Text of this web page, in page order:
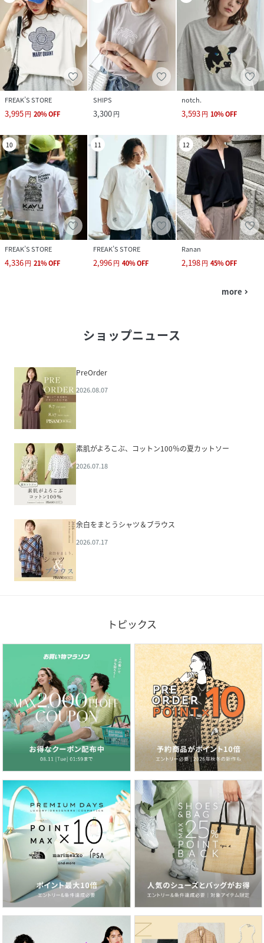
FREAK’S STORE
3,995円 20%OFF
SHIPS
3,300円
notch.
3,593円 10%OFF
10
FREAK’S STORE
4,336円 21%OFF
11
FREAK’S STORE
2,996円 40%OFF
12
Ranan
2,198円 45%OFF
more navigate_next
ショップニュース
PreOrder
2026.08.07
素肌がよろこぶ、コットン100％の夏カットソー
2026.07.18
余白をまとうシャツ＆ブラウス
2026.07.17
トピックス